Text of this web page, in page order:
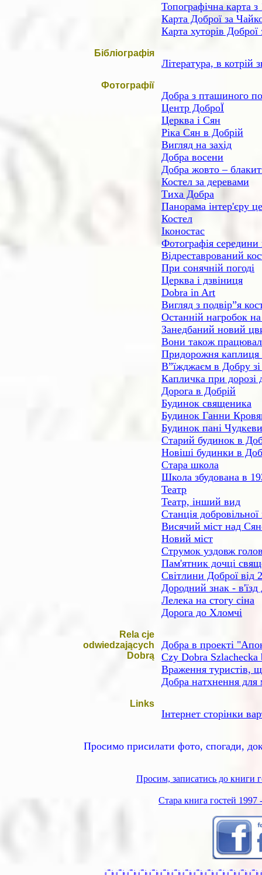
Топографічна карта
Карта Доброї за
Карта хуторів
Бібліографія
Література, в котрій
Фотографії
Добра з пташиного
Центр ДоброЇ
Церква і Сян
Ріка Сян в Добрій
Вигляд на захід
Добра восени
Добра жовто –
Костел за деревами
Тиха Добра
Панорама інтер'єру
Костел
Іконостас
Фотографія
Відреставрований
При сонячній погоді
Церква і дзвіниця
Dobra in Art
Вигляд з подвір”я
Останній нагробок
Занедбаний новий
Вони також
Придорожня каплиця
В”їжджаєм в Добру
Капличка при дорозі
Дорога в Добрій
Будинок священика
Будинок Ганни
Будинок пані
Старий будинок в
Новіші будинки в
Стара школа
Школа збудована в
Театр
Театр, інший вид
Станція
Висячий міст над
Новий міст
Струмок уздовж
Пам'ятник дочці
Світлини Доброї від
Дородний знак -
Лелека на стогу сіна
Дорога до Хломчі
Rela cje
odwiedzających
Dobrą
Добра в проекті
Czy Dobra
Враження туристів,
Добра натхнення для
Links
Інтернет сторінки
Просимо присилати фото, спогади,
Просим, записатись до книги
Стара книга гостей 1997